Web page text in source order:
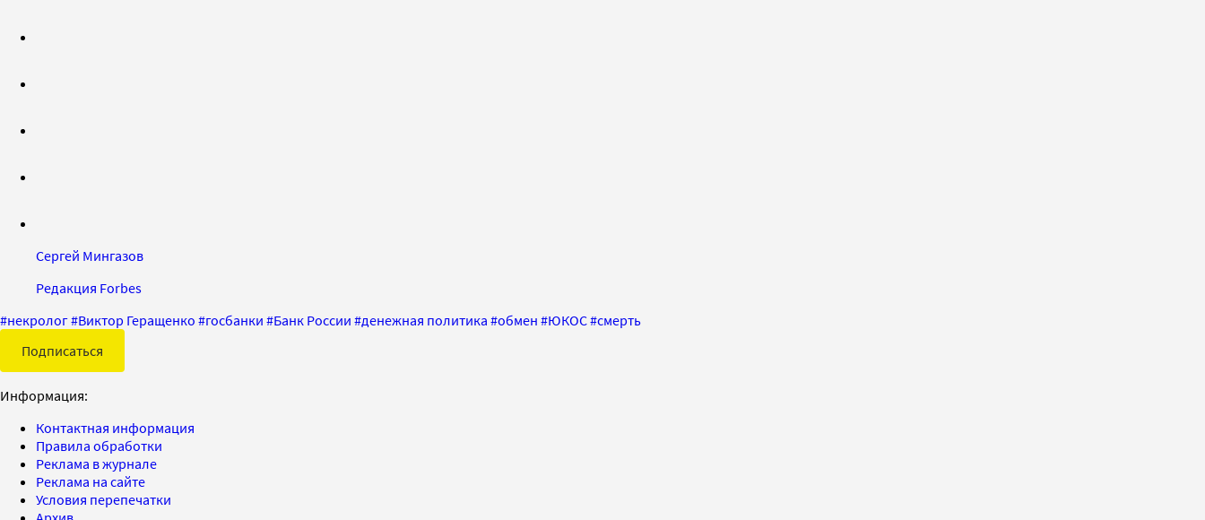
Сергей Мингазов
Редакция Forbes
#некролог#Виктор Геращенко #госбанки #Банк России #денежная политика #обмен #ЮКОС#смерть
Подписаться
Информация:
Контактная информация
Правила обработки
Реклама в журнале
Реклама на сайте
Условия перепечатки